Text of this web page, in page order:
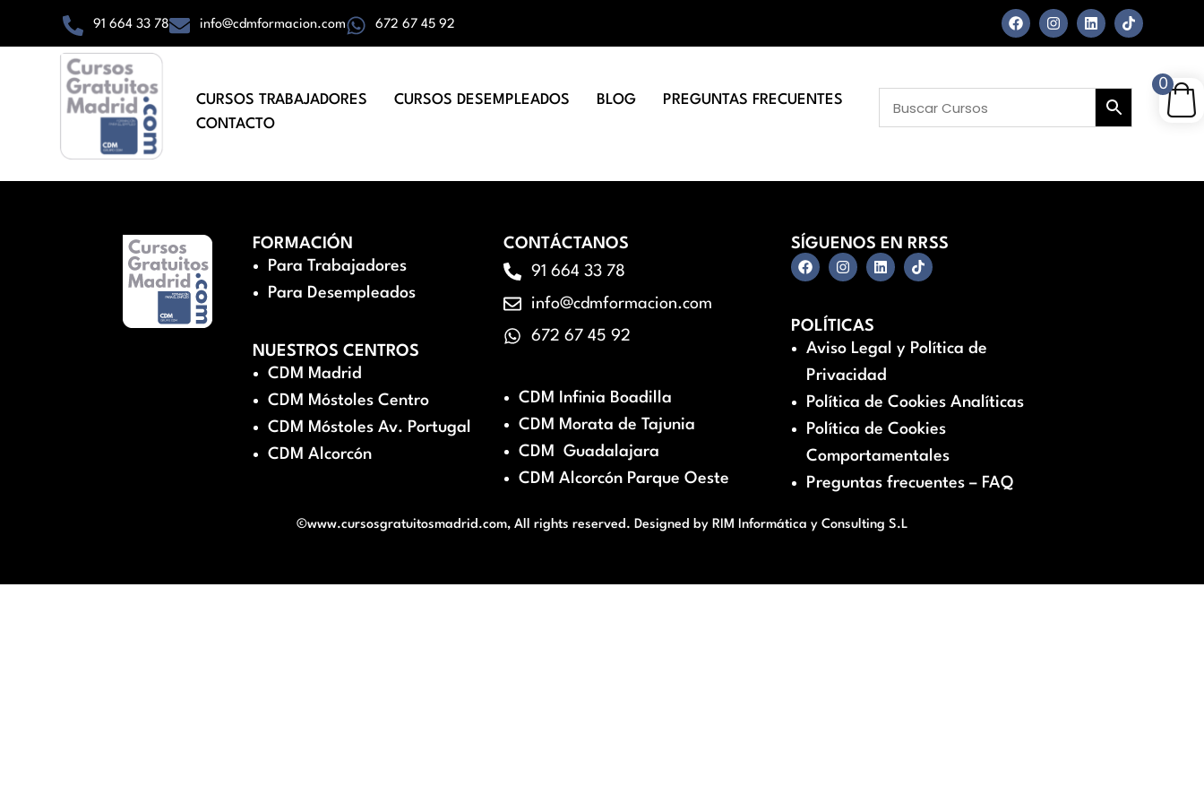
91 664 33 78 info@cdmformacion.com 672 67 45 92
CURSOS TRABAJADORES CURSOS DESEMPLEADOS BLOG
PREGUNTAS FRECUENTES
CONTACTO
FORMACIÓN
Para Trabajadores
Para Desempleados
NUESTROS CENTROS
CDM Madrid
CDM Móstoles Centro
CDM Móstoles Av. Portugal
CDM Alcorcón
CONTÁCTANOS
91 664 33 78
info@cdmformacion.com
672 67 45 92
CDM Infinia Boadilla
CDM Morata de Tajunia
CDM Guadalajara
CDM Alcorcón Parque Oeste
SÍGUENOS EN RRSS
POLÍTICAS
Aviso Legal y Política de
Privacidad
Política de Cookies Analíticas
Política de Cookies
Comportamentales
Preguntas frecuentes – FAQ
©www.cursosgratuitosmadrid.com, All rights reserved. Designed by RIM Informática y Consulting S.L
0